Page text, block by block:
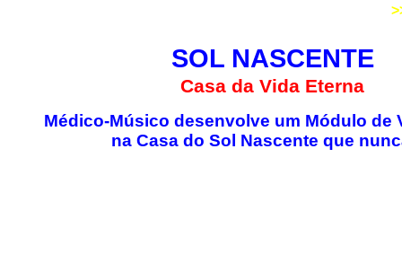
Casa da Vida Eterna
SOL NASCENTE
Médico-Músico desenvolve um Módulo de
na Casa do Sol Nascente que